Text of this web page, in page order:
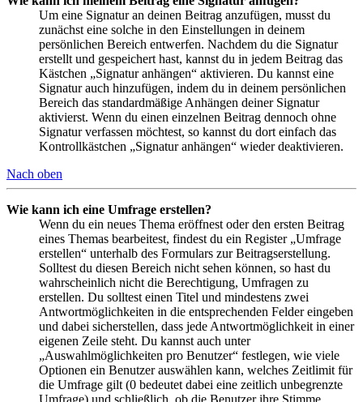
Um eine Signatur an deinen Beitrag anzufügen, musst du
zunächst eine solche in den Einstellungen in deinem
persönlichen Bereich entwerfen. Nachdem du die Signatur
erstellt und gespeichert hast, kannst du in jedem Beitrag das
Kästchen „Signatur anhängen“ aktivieren. Du kannst eine
Signatur auch hinzufügen, indem du in deinem persönlichen
Bereich das standardmäßige Anhängen deiner Signatur
aktivierst. Wenn du einen einzelnen Beitrag dennoch ohne
Signatur verfassen möchtest, so kannst du dort einfach das
Kontrollkästchen „Signatur anhängen“ wieder deaktivieren.
Nach oben
Wie kann ich eine Umfrage erstellen?
Wenn du ein neues Thema eröffnest oder den ersten Beitrag
eines Themas bearbeitest, findest du ein Register „Umfrage
erstellen“ unterhalb des Formulars zur Beitragserstellung.
Solltest du diesen Bereich nicht sehen können, so hast du
wahrscheinlich nicht die Berechtigung, Umfragen zu
erstellen. Du solltest einen Titel und mindestens zwei
Antwortmöglichkeiten in die entsprechenden Felder eingeben
und dabei sicherstellen, dass jede Antwortmöglichkeit in einer
eigenen Zeile steht. Du kannst auch unter
„Auswahlmöglichkeiten pro Benutzer“ festlegen, wie viele
Optionen ein Benutzer auswählen kann, welches Zeitlimit für
die Umfrage gilt (0 bedeutet dabei eine zeitlich unbegrenzte
Umfrage) und schließlich, ob die Benutzer ihre Stimme